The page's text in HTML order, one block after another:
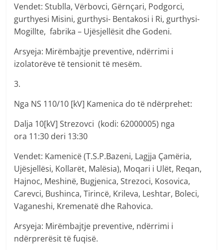
Vendet: Stublla, Vërbovci, Gërnçari, Podgorci,
gurthyesi Misini, gurthysi- Bentakosi i Ri, gurthysi-
Mogillte, fabrika – Ujësjellësit dhe Godeni.
Arsyeja: Mirëmbajtje preventive, ndërrimi i
izolatorëve të tensionit të mesëm.
3.
Nga NS 110/10 [kV] Kamenica do të ndërprehet:
Dalja 10[kV] Strezovci (kodi: 62000005) nga
ora 11:30 deri 13:30
Vendet: Kamenicë (T.S.P.Bazeni, Lagjja Çamëria,
Ujësjellësi, Kollarët, Malësia), Moqari i Ulët, Reqan,
Hajnoc, Meshinë, Bugjenica, Strezoci, Kosovica,
Carevci, Bushinca, Tirincë, Krileva, Leshtar, Boleci,
Vaganeshi, Kremenatë dhe Rahovica.
Arsyeja: Mirëmbajtje preventive, ndërrimi i
ndërprerësit të fuqisë.